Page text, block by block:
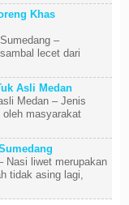
Khas
–
lecet dari
Asli Medan
Medan – Jenis
masyarakat
Nasi liwet merupakan
tidak asing lagi,